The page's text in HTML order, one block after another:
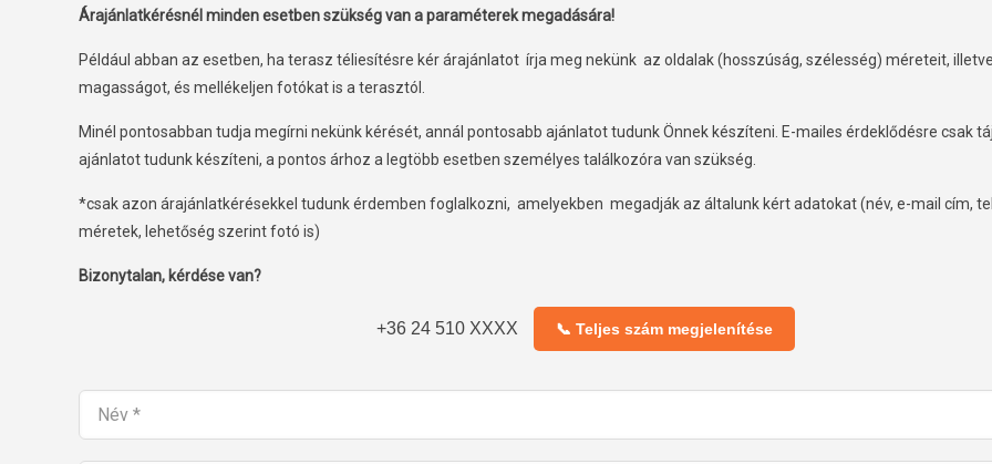
Árajánlatkérésnél minden esetben szükség van a paraméterek megadására!
Például abban az esetben, ha terasz téliesítésre kér árajánlatot írja meg nekünk az oldalak (hosszúság, szélesség) méreteit,
magasságot, és mellékeljen fotókat is a terasztól.
Minél pontosabban tudja megírni nekünk kérését, annál pontosabb ajánlatot tudunk Önnek készíteni. E-mailes érdeklődésre csak
ajánlatot tudunk készíteni, a pontos árhoz a legtöbb esetben személyes találkozóra van szükség.
*csak azon árajánlatkérésekkel tudunk érdemben foglalkozni, amelyekben megadják az általunk kért adatokat (név, e-mail cím,
méretek, lehetőség szerint fotó is)
Bizonytalan, kérdése van?
+36 24 510 XXXX 📞 Teljes szám megjelenítése